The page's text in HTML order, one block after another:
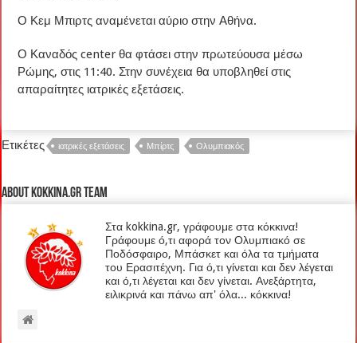
Ο Κεμ Μπιρτς αναμένεται αύριο στην Αθήνα.
Ο Καναδός center θα φτάσει στην πρωτεύουσα μέσω
Ρώμης, στις 11:40. Στην συνέχεια θα υποβληθεί στις
απαραίτητες ιατρικές εξετάσεις.
Ετικέτες ιατρικές εξετάσεις Μπίρτς Ολυμπιακός
About kokkina.gr TEAM
Στα kokkina.gr, γράφουμε στα κόκκινα!
Γράφουμε ό,τι αφορά τον Ολυμπιακό σε
Ποδόσφαιρο, Μπάσκετ και όλα τα τμήματα
του Ερασιτέχνη. Για ό,τι γίνεται και δεν λέγεται
και ό,τι λέγεται και δεν γίνεται. Ανεξάρτητα,
ειλικρινά και πάνω απ' όλα... κόκκινα!